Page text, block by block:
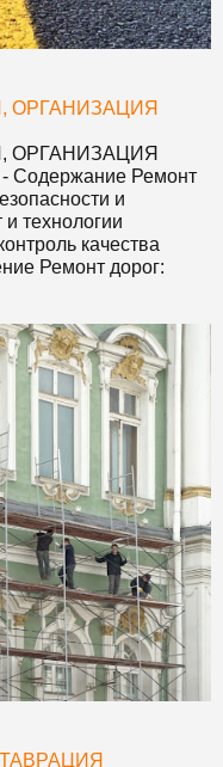
ОРГАНИЗАЦИЯ
ОРГАНИЗАЦИЯ
- Содержание Ремонт
и
технологии
качества
Ремонт дорог: